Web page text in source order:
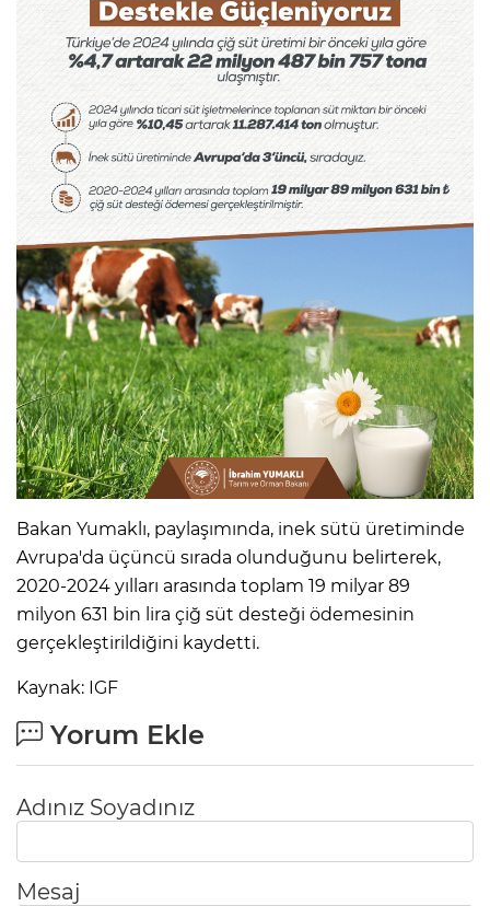
Bakan Yumaklı, paylaşımında, inek sütü üretiminde
Avrupa'da üçüncü sırada olunduğunu belirterek,
2020-2024 yılları arasında toplam 19 milyar 89
milyon 631 bin lira çiğ süt desteği ödemesinin
gerçekleştirildiğini kaydetti.
Kaynak: IGF
Yorum Ekle
Adınız Soyadınız
Mesaj